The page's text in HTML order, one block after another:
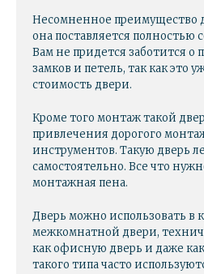
Несомненное преимущество
она поставляется полностью
Вам не придется заботится о
замков и петель, так как это
стоимость двери.
Кроме того монтаж такой
привлечения дорогого
инструментов. Такую дверь
самостоятельно. Все что
монтажная пена.
Дверь можно использовать в
межкомнатной двери,
как офисную дверь и даже
такого типа часто